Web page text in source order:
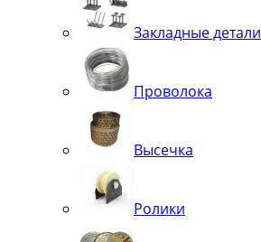
Закладные детали
Проволока
Высечка
Ролики